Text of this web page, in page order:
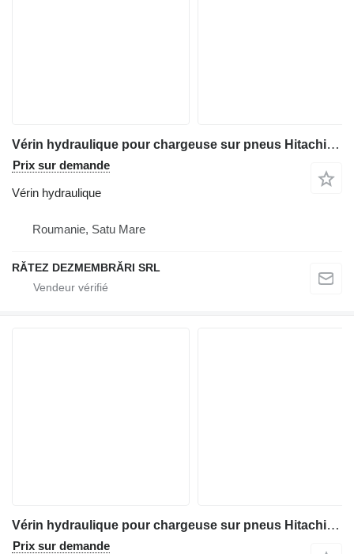
Vérin hydraulique pour chargeuse sur pneus Hitachi ZW250
Prix sur demande
Vérin hydraulique
Roumanie, Satu Mare
RĂTEZ DEZMEMBRĂRI SRL
Vérin hydraulique pour chargeuse sur pneus Hitachi ZW310
Prix sur demande